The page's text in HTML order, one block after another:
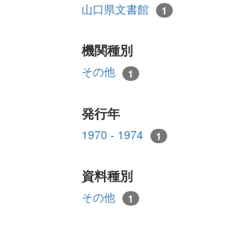
山口県文書館 1
機関種別
その他 1
発行年
1970 - 1974 1
資料種別
その他 1